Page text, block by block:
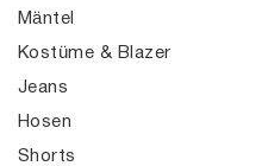
Mäntel
Kostüme & Blazer
Jeans
Hosen
Shorts